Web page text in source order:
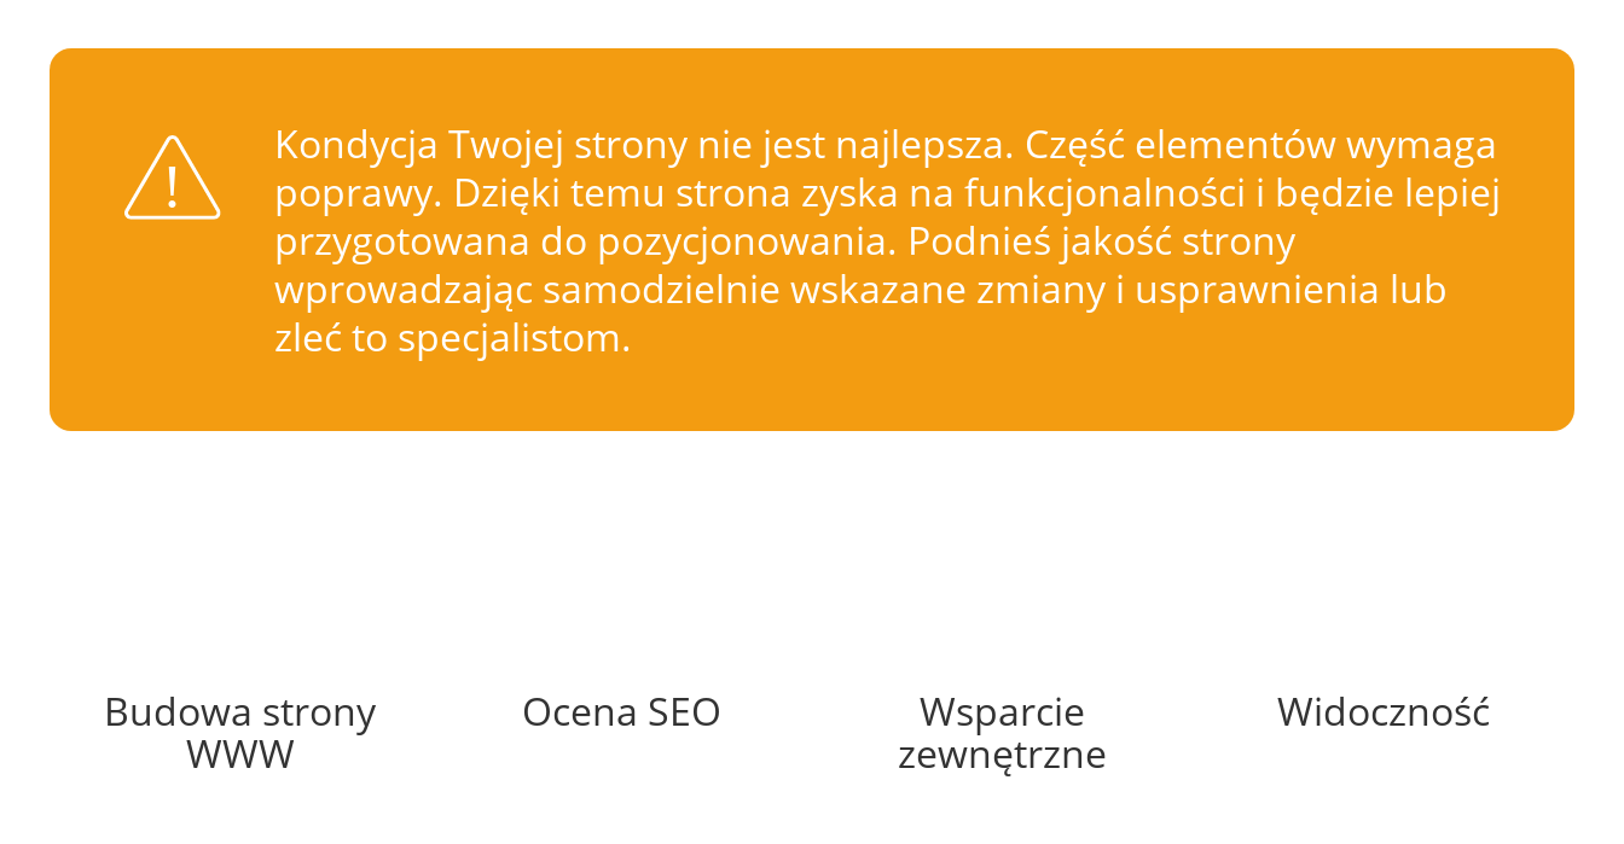
Kondycja Twojej strony nie jest najlepsza. Część elementów wymaga
poprawy. Dzięki temu strona zyska na funkcjonalności i będzie lepiej
przygotowana do pozycjonowania. Podnieś jakość strony
wprowadzając samodzielnie wskazane zmiany i usprawnienia lub
zleć to specjalistom.
Budowa strony
WWW
Ocena SEO
Wsparcie
zewnętrzne
Widoczność